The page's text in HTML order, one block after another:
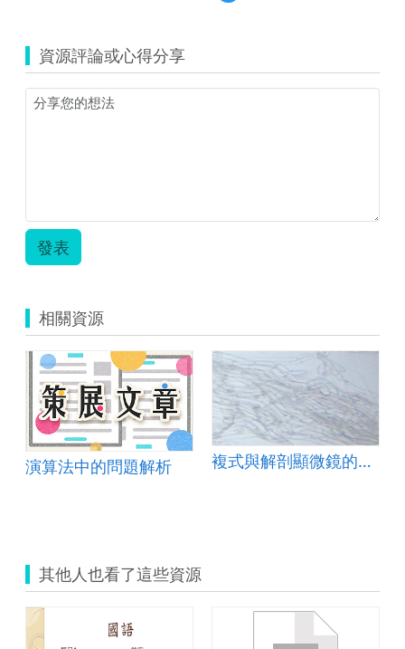
覽
資源評論或心得分享
發表
相關資源
演算法中的問題解析 複式與解剖顯微鏡的操作
其他人也看了這些資源